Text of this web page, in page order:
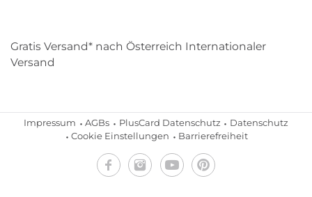
Gratis Versand* nach Österreich Internationaler
Versand
Impressum AGBs PlusCard Datenschutz
Datenschutz
Cookie Einstellungen
Barrierefreiheit